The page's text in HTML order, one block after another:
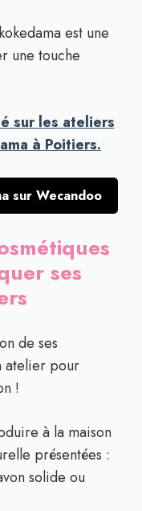
est une
une touche
sur les ateliers
à Poitiers.
sur Wecandoo
ses
de ses
atelier pour
!
à la maison
présentées :
solide ou